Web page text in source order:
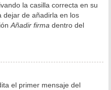
la casilla correcta en su
dejar de añadirla en los
Añadir firma dentro del
el primer mensaje del